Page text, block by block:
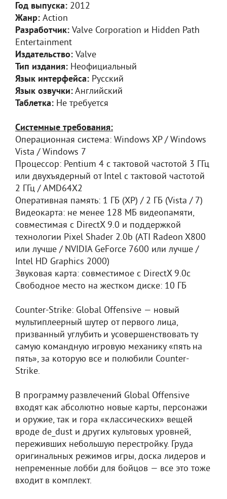
Год выпуска: 2012
Жанр: Action
Разработчик: Valve Corporation и Hidden Path
Entertainment
Издательство: Valve
Тип издания: Неофициальный
Язык интерфейса: Русский
Язык озвучки:Английский
Таблетка: Не требуется
Системные требования:
Операционная система: Windows XP / Windows
Vista / Windows 7
Процессор: Pentium 4 с тактовой частотой 3 ГГц
или двухъядерный от Intel с тактовой частотой
2 ГГц / AMD64X2
Оперативная память: 1 ГБ (XP) / 2 ГБ (Vista / 7)
Видеокарта: не менее 128 МБ видеопамяти,
совместимая с DirectX 9.0 и поддержкой
технологии Pixel Shader 2.0b (ATI Radeon X800
или лучше / NVIDIA GeForce 7600 или лучше /
Intel HD Graphics 2000)
Звуковая карта: совместимое с DirectX 9.0с
Свободное место на жестком диске: 10 ГБ
Counter-Strike: Global Offensive — новый
мультиплеерный шутер от первого лица,
призванный углубить и усовершенствовать ту
самую командную игровую механику «пять на
пять», за которую все и полюбили Counter-
Strike.
В программу развлечений Global Offensive
входят как абсолютно новые карты, персонажи
и оружие, так и гора «классических» вещей
вроде de_dust и других культовых уровней,
переживших небольшую перестройку. Груда
оригинальных режимов игры, доска лидеров и
непременные лобби для бойцов — все это тоже
входит в комплект.